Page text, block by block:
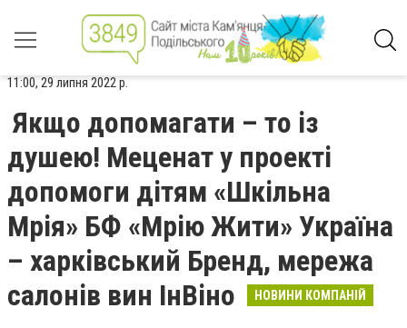
11:00, 29 липня 2022 р.
Якщо допомагати – то із
душею! Меценат у проекті
допомоги дітям «Шкільна
Мрія» БФ «Мрію Жити» Україна
– харківський Бренд, мережа
салонів вин ІнВіно
НОВИНИ КОМПАНІЙ